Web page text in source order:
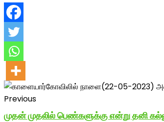
Previous
முதன் முதலில் பெண்களுக்கு என்று தனி